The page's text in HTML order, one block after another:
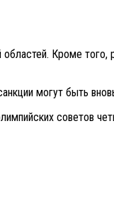
Кроме того,
могут быть
советов